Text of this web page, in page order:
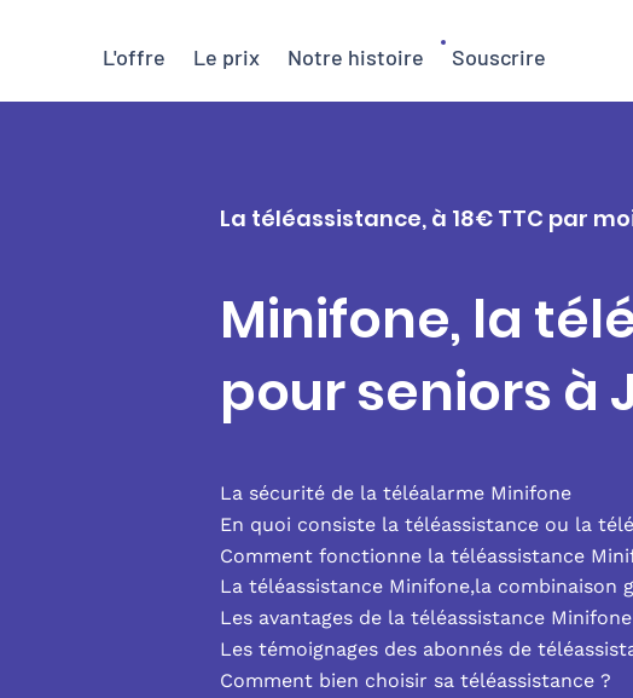
L'offre Le prix Notre histoire Souscrire
La téléassistance, à 18€ TTC par
Minifone, la
pour seniors à
La sécurité de la téléalarme Minifone
En quoi consiste la téléassistance ou la
Comment fonctionne la téléassistance
La téléassistance Minifone,la combinaison
Les avantages de la téléassistance
Les témoignages des abonnés de
Comment bien choisir sa téléassistance ?